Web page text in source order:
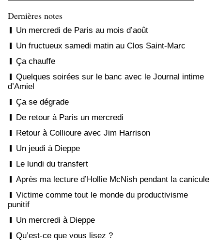
Dernières notes
Un mercredi de Paris au mois d’août
Un fructueux samedi matin au Clos Saint-Marc
Ça chauffe
Quelques soirées sur le banc avec le Journal intime
d’Amiel
Ça se dégrade
De retour à Paris un mercredi
Retour à Collioure avec Jim Harrison
Un jeudi à Dieppe
Le lundi du transfert
Après ma lecture d’Hollie McNish pendant la canicule
Victime comme tout le monde du productivisme
punitif
Un mercredi à Dieppe
Qu’est-ce que vous lisez ?